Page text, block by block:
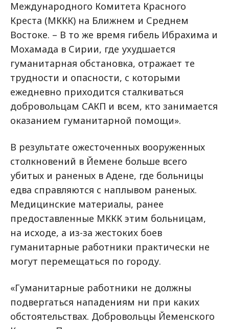
Международного Комитета Красного
Креста (МККК) на Ближнем и Среднем
Востоке. – В то же время гибель Ибрахима и
Мохамада в Сирии, где ухудшается
гуманитарная обстановка, отражает те
трудности и опасности, с которыми
ежедневно приходится сталкиваться
добровольцам САКП и всем, кто занимается
оказанием гуманитарной помощи».
В результате ожесточенных вооруженных
столкновений в Йемене больше всего
убитых и раненых в Адене, где больницы
едва справляются с наплывом раненых.
Медицинские материалы, ранее
предоставленные МККК этим больницам,
на исходе, а из-за жестоких боев
гуманитарные работники практически не
могут перемещаться по городу.
«Гуманитарные работники не должны
подвергаться нападениям ни при каких
обстоятельствах. Добровольцы Йеменского